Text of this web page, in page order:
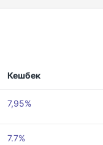
Кешбек
7,95%
7.7%